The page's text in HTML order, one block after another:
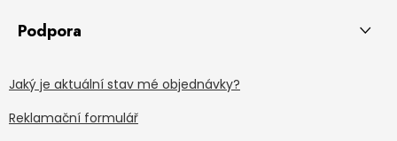
Podpora
Jaký je aktuální stav mé objednávky?
Reklamační formulář